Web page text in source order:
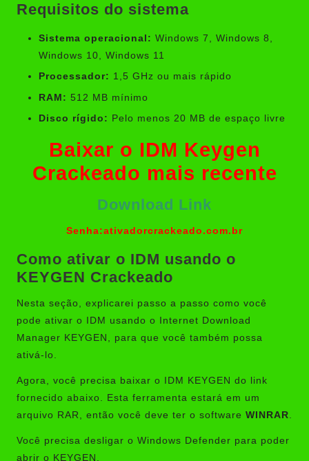
Requisitos do sistema
Sistema operacional: Windows 7, Windows 8,
Windows 10, Windows 11
Processador: 1,5 GHz ou mais rápido
RAM: 512 MB mínimo
Disco rígido: Pelo menos 20 MB de espaço livre
Baixar o IDM Keygen
Crackeado mais recente
Download Link
Senha:ativadorcrackeado.com.br
Como ativar o IDM usando o
KEYGEN Crackeado
Nesta seção, explicarei passo a passo como você
pode ativar o IDM usando o Internet Download
Manager KEYGEN, para que você também possa
ativá-lo.
Agora, você precisa baixar o IDM KEYGEN do link
fornecido abaixo. Esta ferramenta estará em um
arquivo RAR, então você deve ter o software WINRAR
Você precisa desligar o Windows Defender para poder
abrir o KEYGEN.